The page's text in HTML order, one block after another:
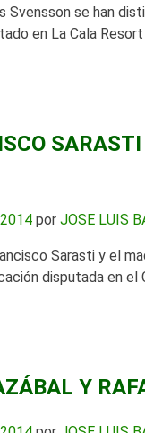
Svensson se han
en La Cala
por JOSE LUIS
Sarasti y el
disputada en el
Y